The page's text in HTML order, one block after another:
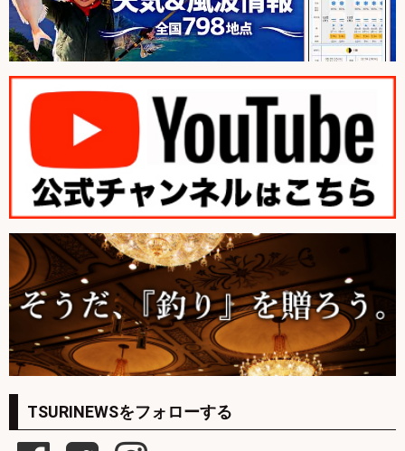
TSURINEWSをフォローする